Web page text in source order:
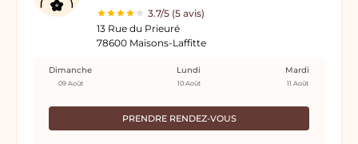
3.7/5 (5 avis)
13 Rue du Prieuré
78600 Maisons-Laffitte
PRENDRE RENDEZ-VOUS
Dimanche
09 Août
Lundi
10 Août
Mardi
11 Août